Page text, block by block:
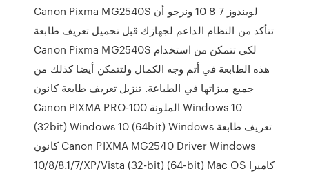
Canon Pixma MG2540S لويندوز 7 8 10 ونرجو أن
تتأكد من النظام الداعم لجهازك قبل تحميل تعريف طابعة
Canon Pixma MG2540S لكي تتمكن من استخدام
هذه الطابعة في أتم وجه الكمال ولتتمكن أيضا كذلك من
جميع ميزاتها في الطباعة. تنزيل تعريف طابعة كانون
Canon PIXMA PRO-100 الملونة Windows 10
(32bit) Windows 10 (64bit) Windows تعريف طابعة
كانون Canon PIXMA MG2540 Driver Windows
10/8/8.1/7/XP/Vista (32-bit) (64-bit) Mac OS كاميرا